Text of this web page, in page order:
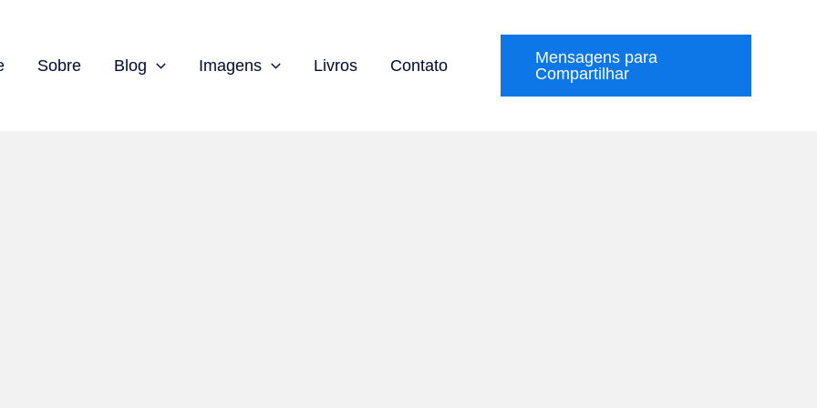
Sobre Blog Imagens Livros Contato
Mensagens para
Compartilhar